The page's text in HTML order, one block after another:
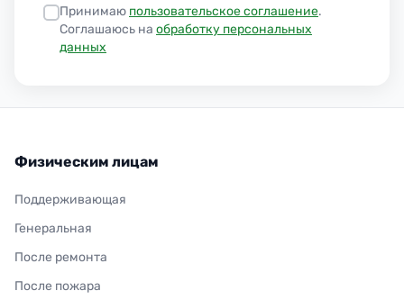
Принимаю пользовательское соглашение.
Соглашаюсь на обработку персональных
данных
Физическим лицам
Поддерживающая
Генеральная
После ремонта
После пожара